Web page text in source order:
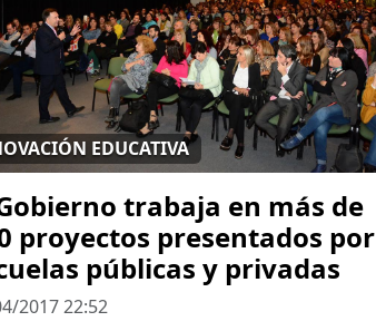
EDUCATIVA
trabaja en más de
proyectos presentados por
públicas y privadas
2017 22:52